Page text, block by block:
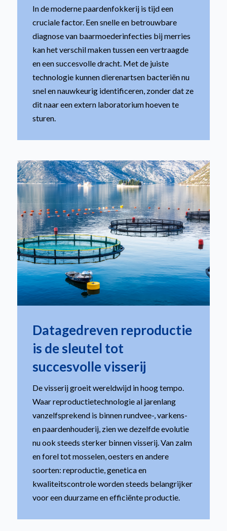
In de moderne paardenfokkerij is tijd een
cruciale factor. Een snelle en betrouwbare
diagnose van baarmoederinfecties bij merries
kan het verschil maken tussen een vertraagde
en een succesvolle dracht. Met de juiste
technologie kunnen dierenartsen bacteriën nu
snel en nauwkeurig identificeren, zonder dat ze
dit naar een extern laboratorium hoeven te
sturen.
Datagedreven reproductie
is de sleutel tot
succesvolle visserij
De visserij groeit wereldwijd in hoog tempo.
Waar reproductietechnologie al jarenlang
vanzelfsprekend is binnen rundvee-, varkens-
en paardenhouderij, zien we dezelfde evolutie
nu ook steeds sterker binnen visserij. Van zalm
en forel tot mosselen, oesters en andere
soorten: reproductie, genetica en
kwaliteitscontrole worden steeds belangrijker
voor een duurzame en efficiënte productie.